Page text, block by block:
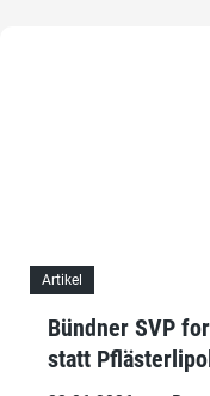
Artikel
Bündner SVP
statt